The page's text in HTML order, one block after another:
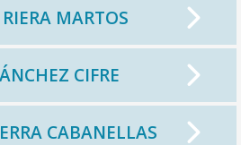
MARTOS
CIFRE
CABANELLAS